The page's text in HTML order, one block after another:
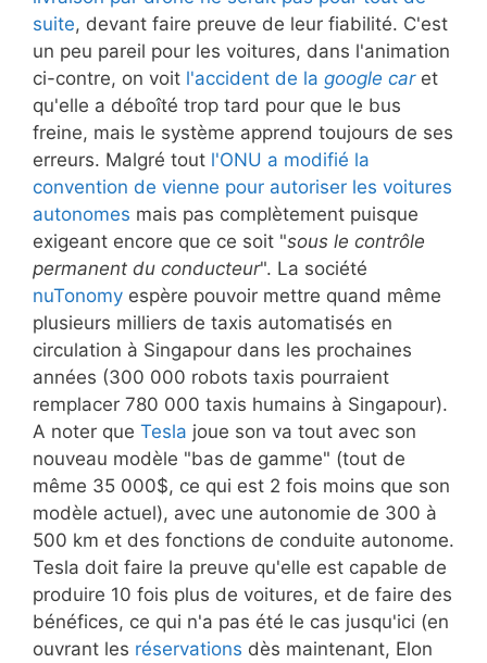
suite, devant faire preuve de leur fiabilité. C'est
un peu pareil pour les voitures, dans l'animation
ci-contre, on voit l'accident de la google caret
qu'elle a déboîté trop tard pour que le bus
freine, mais le système apprend toujours de ses
erreurs. Malgré tout l'ONU a modifié la
convention de vienne pour autoriser les voitures
autonomes mais pas complètement puisque
exigeant encore que ce soit "sous le contrôle
permanent du conducteur". La société
nuTonomy espère pouvoir mettre quand même
plusieurs milliers de taxis automatisés en
circulation à Singapour dans les prochaines
années (300 000 robots taxis pourraient
remplacer 780 000 taxis humains à Singapour).
A noter que Tesla joue son va tout avec son
nouveau modèle "bas de gamme" (tout de
même 35 000$, ce qui est 2 fois moins que son
modèle actuel), avec une autonomie de 300 à
500 km et des fonctions de conduite autonome.
Tesla doit faire la preuve qu'elle est capable de
produire 10 fois plus de voitures, et de faire des
bénéfices, ce qui n'a pas été le cas jusqu'ici (en
ouvrant les réservations dès maintenant, Elon